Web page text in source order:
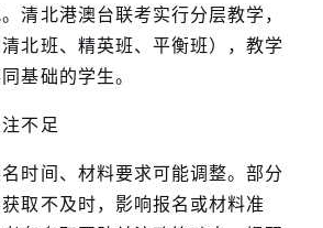
清北港澳台联考实行分层教学，
北班、精英班、平衡班），教学
基础的学生。
不足
时间、材料要求可能调整。部分
取不及时，影响报名或材料准